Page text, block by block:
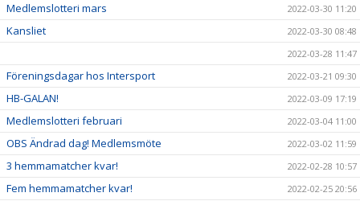
Medlemslotteri mars 2022-03-30 11:20
Kansliet
2022-03-30 08:48
2022-03-28 11:47
Föreningsdagar hos Intersport 2022-03-21 09:30
HB-GALAN! 2022-03-09 17:19
Medlemslotteri februari 2022-03-04 11:00
OBS Ändrad dag! Medlemsmöte 2022-03-02 11:59
3 hemmamatcher kvar! 2022-02-28 10:57
Fem hemmamatcher kvar! 2022-02-25 20:56